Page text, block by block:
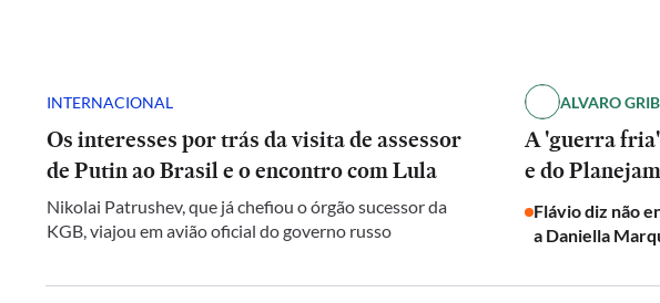
INTERNACIONAL
Os interesses por trás da visita de assessor
de Putin ao Brasil e o encontro com Lula
Nikolai Patrushev, que já chefiou o órgão sucessor da
KGB, viajou em avião oficial do governo russo
ALVARO
A 'guerra
e do
Flávio diz não
a Daniella